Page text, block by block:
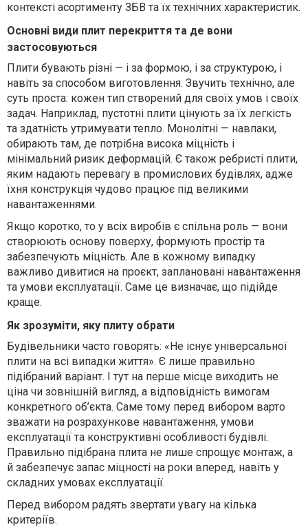
контексті асортименту ЗБВ та їх технічних характеристик.
Основні види плит перекриття та де вони
застосовуються
Плити бувають різні — і за формою, і за структурою, і
навіть за способом виготовлення. Звучить технічно, але
суть проста: кожен тип створений для своїх умов і своїх
задач. Наприклад, пустотні плити цінують за їх легкість
та здатність утримувати тепло. Монолітні — навпаки,
обирають там, де потрібна висока міцність і
мінімальний ризик деформацій. Є також ребристі плити,
яким надають перевагу в промислових будівлях, адже
їхня конструкція чудово працює під великими
навантаженнями.
Якщо коротко, то у всіх виробів є спільна роль — вони
створюють основу поверху, формують простір та
забезпечують міцність. Але в кожному випадку
важливо дивитися на проєкт, заплановані навантаження
та умови експлуатації. Саме це визначає, що підійде
краще.
Як зрозуміти, яку плиту обрати
Будівельники часто говорять: «Не існує універсальної
плити на всі випадки життя». Є лише правильно
підібраний варіант. І тут на перше місце виходить не
ціна чи зовнішній вигляд, а відповідність вимогам
конкретного об’єкта. Саме тому перед вибором варто
зважати на розрахункове навантаження, умови
експлуатації та конструктивні особливості будівлі.
Правильно підібрана плита не лише спрощує монтаж, а
й забезпечує запас міцності на роки вперед, навіть у
складних умовах експлуатації.
Перед вибором радять звертати увагу на кілька
критеріїв.